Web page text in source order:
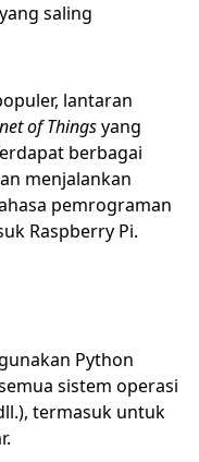
saling
lantaran
of Thingsyang
berbagai
menjalankan
pemrograman
Raspberry Pi.
Python
sistem operasi
termasuk untuk